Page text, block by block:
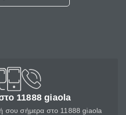
11888 giaola
σου σήμερα στο 11888 giaola